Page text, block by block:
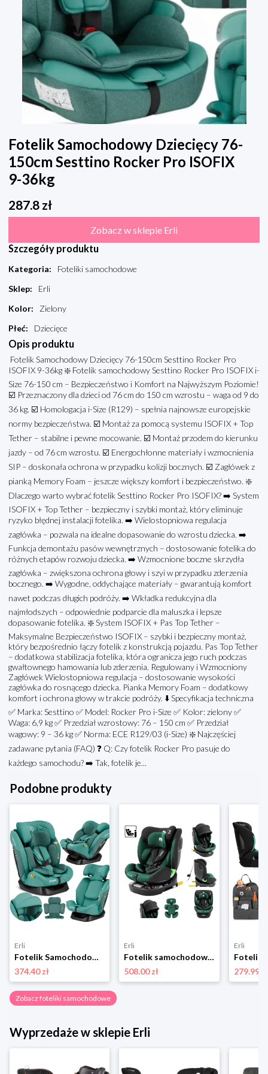
Fotelik Samochodowy Dziecięcy 76-
150cm Sesttino Rocker Pro ISOFIX
9-36kg
287.8 zł
Zobacz w sklepie Erli
Szczegóły produktu
Kategoria:
Foteliki samochodowe
Sklep:
Erli
Kolor:
Zielony
Płeć: Dziecięce
Opis produktu
Fotelik Samochodowy Dziecięcy 76-150cm Sesttino Rocker Pro
ISOFIX 9-36kg ❇️ Fotelik samochodowy Sesttino Rocker Pro ISOFIX i-
Size 76-150 cm – Bezpieczeństwo i Komfort na Najwyższym Poziomie!
☑️ Przeznaczony dla dzieci od 76 cm do 150 cm wzrostu – waga od 9 do
36 kg. ☑️ Homologacja i-Size (R129) – spełnia najnowsze europejskie
normy bezpieczeństwa. ☑️ Montaż za pomocą systemu ISOFIX + Top
Tether – stabilne i pewne mocowanie. ☑️ Montaż przodem do kierunku
jazdy – od 76 cm wzrostu. ☑️ Energochłonne materiały i wzmocnienia
SIP – doskonała ochrona w przypadku kolizji bocznych. ☑️ Zagłówek z
pianką Memory Foam – jeszcze większy komfort i bezpieczeństwo. ❇️
Dlaczego warto wybrać fotelik Sesttino Rocker Pro ISOFIX? ➡️ System
ISOFIX + Top Tether – bezpieczny i szybki montaż, który eliminuje
ryzyko błędnej instalacji fotelika. ➡️ Wielostopniowa regulacja
zagłówka – pozwala na idealne dopasowanie do wzrostu dziecka. ➡️
Funkcja demontażu pasów wewnętrznych – dostosowanie fotelika do
różnych etapów rozwoju dziecka. ➡️ Wzmocnione boczne skrzydła
zagłówka – zwiększona ochrona głowy i szyi w przypadku zderzenia
bocznego. ➡️ Wygodne, oddychające materiały – gwarantują komfort
nawet podczas długich podróży. ➡️ Wkładka redukcyjna dla
najmłodszych – odpowiednie podparcie dla maluszka i lepsze
dopasowanie fotelika. ❇️ System ISOFIX + Pas Top Tether –
Maksymalne Bezpieczeństwo ISOFIX – szybki i bezpieczny montaż,
który bezpośrednio łączy fotelik z konstrukcją pojazdu. Pas Top Tether
– dodatkowa stabilizacja fotelika, która ogranicza jego ruch podczas
gwałtownego hamowania lub zderzenia. Regulowany i Wzmocniony
Zagłówek Wielostopniowa regulacja – dostosowanie wysokości
zagłówka do rosnącego dziecka. Pianka Memory Foam – dodatkowy
komfort i ochrona głowy w trakcie podróży. ⬇️ Specyfikacja techniczna
✅ Marka: Sesttino ✅ Model: Rocker Pro i-Size ✅ Kolor: zielony ✅
Waga: 6,9 kg ✅ Przedział wzrostowy: 76 – 150 cm ✅ Przedział
wagowy: 9 – 36 kg ✅ Norma: ECE R129/03 (i-Size) ❇️ Najczęściej
zadawane pytania (FAQ) ❓ Q: Czy fotelik Rocker Pro pasuje do
każdego samochodu? ➡️ Tak, fotelik je...
Podobne produkty
Erli
Fotelik Samochodowy Dziecięcy 40-150cm Sesttino Secure Pro 0-36kg Komfort
374.40 zł
Erli
Fotelik samochodowy obrotowy 360° TULANO i-Size Isofix zielony 0-36kg 0-12+
508.00 zł
Erli
279.99 zł
Zobacz foteliki samochodowe
Wyprzedaże w sklepie Erli